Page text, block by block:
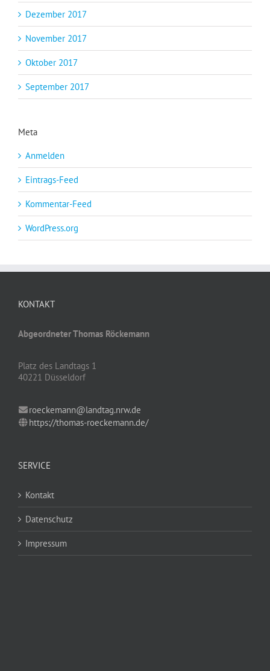
Dezember 2017
November 2017
Oktober 2017
September 2017
Meta
Anmelden
Eintrags-Feed
Kommentar-Feed
WordPress.org
KONTAKT
Abgeordneter Thomas Röckemann
Platz des Landtags 1
40221 Düsseldorf
roeckemann@landtag.nrw.de
https://thomas-roeckemann.de/
SERVICE
Kontakt
Datenschutz
Impressum